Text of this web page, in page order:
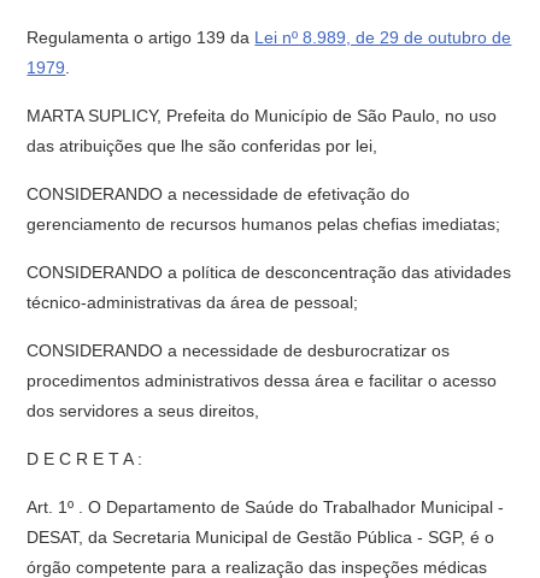
Regulamenta o artigo 139 da Lei nº 8.989, de 29 de outubro de
1979
MARTA SUPLICY, Prefeita do Município de São Paulo, no uso
das atribuições que lhe são conferidas por lei,
CONSIDERANDO a necessidade de efetivação do
gerenciamento de recursos humanos pelas chefias imediatas;
CONSIDERANDO a política de desconcentração das atividades
técnico-administrativas da área de pessoal;
CONSIDERANDO a necessidade de desburocratizar os
procedimentos administrativos dessa área e facilitar o acesso
dos servidores a seus direitos,
D E C R E T A :
Art. 1º . O Departamento de Saúde do Trabalhador Municipal -
DESAT, da Secretaria Municipal de Gestão Pública - SGP, é o
órgão competente para a realização das inspeções médicas